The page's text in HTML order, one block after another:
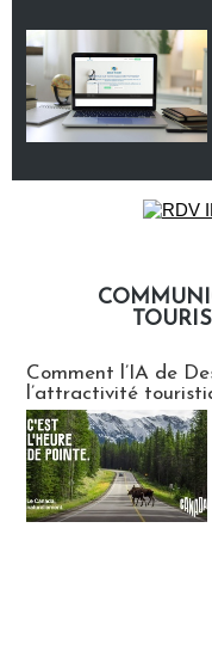
Comment l’IA de
l’attractivité